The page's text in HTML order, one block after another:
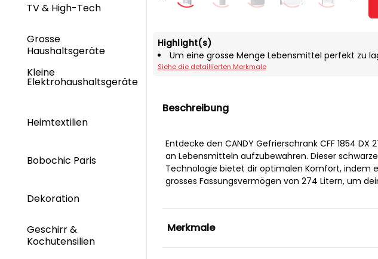
TV & High-Tech
Grosse
Haushaltsgeräte
Kleine
Elektrohaushaltsgeräte
Heimtextilien
Bobochic Paris
Dekoration
Geschirr &
Kochutensilien
Highlight(s)
Um eine grosse Menge Lebensmittel perfekt zu
Siehe die detaillierten Merkmale
Beschreibung
Entdecke den CANDY Gefrierschrank CFF 1854
an Lebensmitteln aufzubewahren. Dieser
Technologie bietet dir optimalen Komfort, indem
grosses Fassungsvermögen von 274 Litern, um
Merkmale